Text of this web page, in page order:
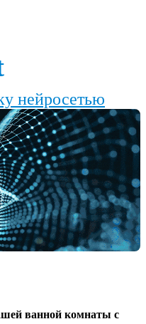
нейросетью
ванной комнаты с